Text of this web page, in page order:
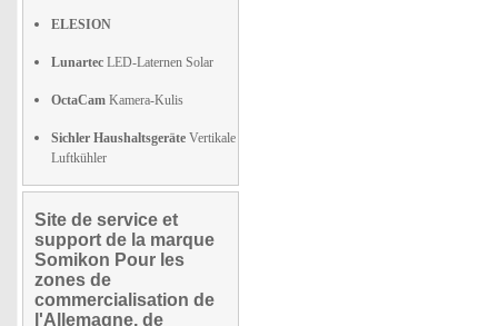
ELESION
Lunartec LED-Laternen Solar
OctaCam Kamera-Kulis
Sichler Haushaltsgeräte Vertikale
Luftkühler
Site de service et
support de la marque
Somikon Pour les
zones de
commercialisation de
l'Allemagne, de